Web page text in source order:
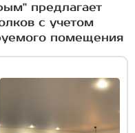
предлагает
с учетом
помещения